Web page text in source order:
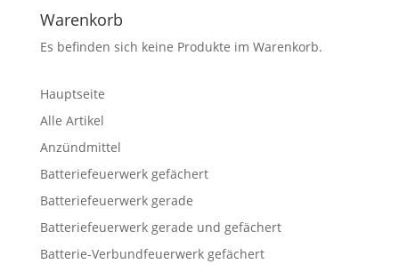
Warenkorb
Es befinden sich keine Produkte im Warenkorb.
Hauptseite
Alle Artikel
Anzündmittel
Batteriefeuerwerk gefächert
Batteriefeuerwerk gerade
Batteriefeuerwerk gerade und gefächert
Batterie-Verbundfeuerwerk gefächert